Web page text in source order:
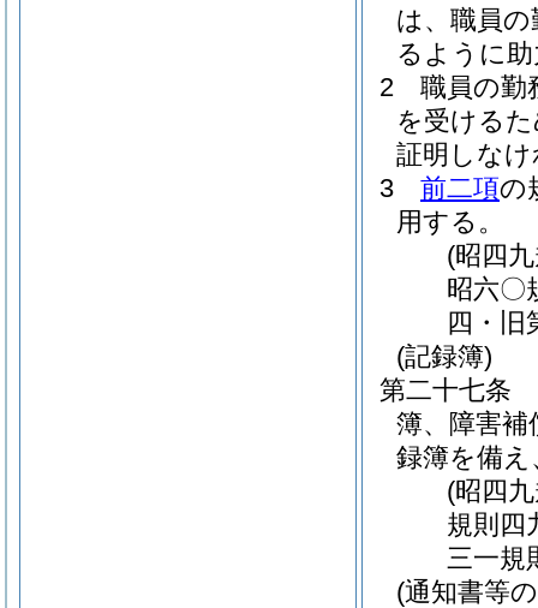
は、職員
るように
2
職員の勤
を受ける
証明しな
3
前二項の
用する。
(昭四
昭六〇
四・旧
(記録簿)
第二十七条
簿、障害補
録簿を備
(昭四
規則四
三一規
(通知書等